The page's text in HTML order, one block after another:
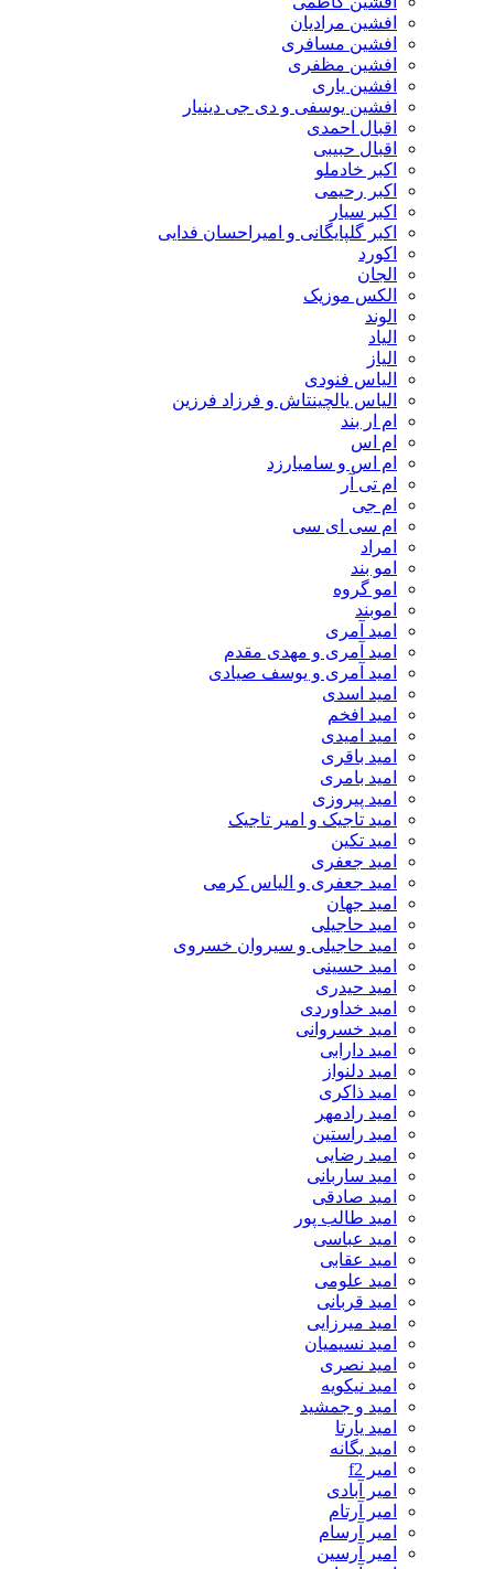
افشین مرادیان
افشین مسافری
افشین مظفری
افشین یاری
افشین یوسفی و دی جی دینیار
اقبال احمدی
اقبال حبیبی
اکبر خادملو
اکبر رحیمی
اکبر سیار
اکبر گلپایگانی و امیراحسان فدایی
اکورد
الجان
الکس موزیک
الوند
الیاد
الیاز
الیاس فنودی
الیاس یالچینتاش و فرزاد فرزین
ام‌ ار بند
ام اس
ام اس و سامیارزد
ام تی آر
ام جی
ام سی ای سی
امراد
امو بند
امو گروه
اموبند
امید آمری
امید آمری و مهدی مقدم
امید آمری و یوسف صیادی
امید اسدی
امید افخم
امید امیدی
امید باقری
امید بامری
امید پیروزی
امید تاجیک و امیر تاجیک
امید تکین
امید جعفری
امید جعفری و الیاس کرمی
امید جهان
امید حاجیلی
امید حاجیلی و سیروان خسروی
امید حسینی
امید حیدری
امید خداوردی
امید خسروانی
امید دارابی
امید دلنواز
امید ذاکری
امید رادمهر
امید راستین
امید رضایی
امید ساربانی
امید صادقی
امید طالب پور
امید عباسی
امید عقابی
امید علومی
امید قربانی
امید میرزایی
امید نسیمیان
امید نصری
امید نیکویه
امید و جمشید
امید یارتا
امید یگانه
امیر f2
امیر آبادی
امیر آرتام
امیر آرسام
امیر آرسین